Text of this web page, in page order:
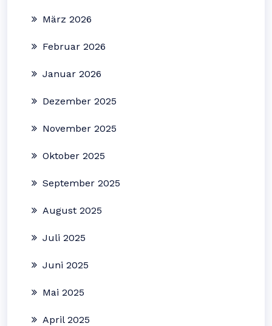
März 2026
Februar 2026
Januar 2026
Dezember 2025
November 2025
Oktober 2025
September 2025
August 2025
Juli 2025
Juni 2025
Mai 2025
April 2025